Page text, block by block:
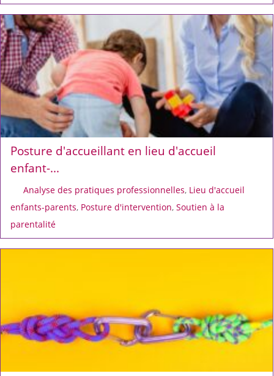
Posture d'accueillant en lieu d'accueil
enfant-...
Analyse des pratiques professionnelles, Lieu d'accueil
enfants-parents, Posture d'intervention, Soutien à la
parentalité